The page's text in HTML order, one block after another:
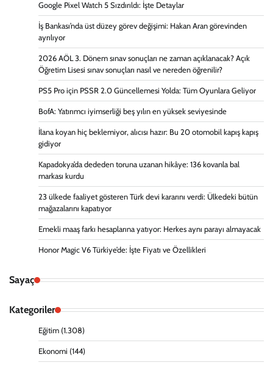
Google Pixel Watch 5 Sızdırıldı: İşte Detaylar
İş Bankası’nda üst düzey görev değişimi: Hakan Aran görevinden
ayrılıyor
2026 AÖL 3. Dönem sınav sonuçları ne zaman açıklanacak? Açık
Öğretim Lisesi sınav sonuçları nasıl ve nereden öğrenilir?
PS5 Pro için PSSR 2.0 Güncellemesi Yolda: Tüm Oyunlara Geliyor
BofA: Yatırımcı iyimserliği beş yılın en yüksek seviyesinde
İlana koyan hiç beklemiyor, alıcısı hazır: Bu 20 otomobil kapış kapış
gidiyor
Kapadokya’da dededen toruna uzanan hikâye: 136 kovanla bal
markası kurdu
23 ülkede faaliyet gösteren Türk devi kararını verdi: Ülkedeki bütün
mağazalarını kapatıyor
Emekli maaş farkı hesaplarına yatıyor: Herkes aynı parayı almayacak
Honor Magic V6 Türkiye’de: İşte Fiyatı ve Özellikleri
Sayaç
Kategoriler
Eğitim (1.308)
Ekonomi (144)